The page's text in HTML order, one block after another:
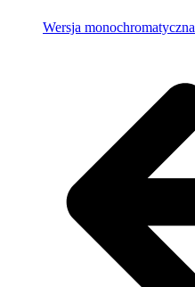
Wersja monochromatyczna